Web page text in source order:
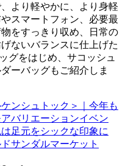
より軽やかに、より身軽
スマートフォン、必要最
をすっきり収め、日常の
ないバランスに仕上げた
グをはじめ、サコッシュ
ーバッグもご紹介しま